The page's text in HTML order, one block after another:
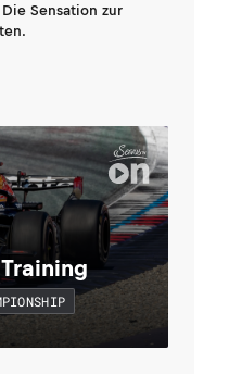
Sensation zur